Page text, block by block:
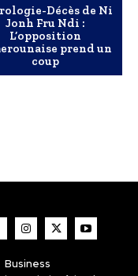
Décès de Ni
Jonh Fru Ndi :
L’opposition
prend un
coup
Business